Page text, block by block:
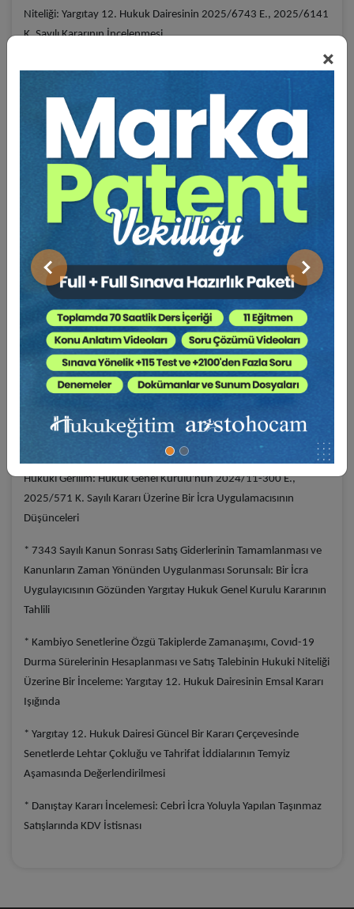
×
Önceki Sonraki
Niteliği: Yargıtay 12. Hukuk Dairesinin 2025/6743 E., 2025/6141
K. Sayılı Kararının İncelenmesi
* Yabancı İflas Kararlarının Tanınmasında Kamu Düzeni Engeli: Bir
Yargıtay Kararı İncelemesi
* Elektronik İhalelerde İrade Sakatlığı İddiası ve Maddi Hata
Teorisi: Sistemsel Onay Mekanizmasının Hukuki Bağlayıcılığı
Üzerine Bir İnceleme (Yargıtay 12. HD. 2025/6612 K.)
* Konkordato Mühleti İçinde İşçi Alacaklarının Hukuki Rejimi ve
İİK Md. 206 Kapsamında “Bir Yıllık Süre” Şartının
Değerlendirilmesi
* Haciz İhbarnamesine Gerçeğe Aykırı İtiraz Sebebiyle Tazminat
Sorumluluğu (İİK M. 89/4) ve Bozma Kararına Uyma Neticesinde
Oluşan Usuli Kazanılmış Hak İlkesinin Sınırları: Yargıtay 12. Hukuk
Dairesi’nin 2025/6258 K. Sayılı İlamı Işığında Bir İnceleme
Dairesi Kararları Işığında Bir Değerlendirme
* Rehne Başvuru Zorunluluğu İle Aleyhe Bozma Yasağı Arasındaki
Hukuki Gerilim: Hukuk Genel Kurulu'nun 2024/11-300 E.,
2025/571 K. Sayılı Kararı Üzerine Bir İcra Uygulamacısının
Düşünceleri
* 7343 Sayılı Kanun Sonrası Satış Giderlerinin Tamamlanması ve
Kanunların Zaman Yönünden Uygulanması Sorunsalı: Bir İcra
Uygulayıcısının Gözünden Yargıtay Hukuk Genel Kurulu Kararının
Tahlili
* Kambiyo Senetlerine Özgü Takiplerde Zamanaşımı, Covıd-19
Durma Sürelerinin Hesaplanması ve Satış Talebinin Hukuki Niteliği
Üzerine Bir İnceleme: Yargıtay 12. Hukuk Dairesinin Emsal Kararı
Işığında
* Yargıtay 12. Hukuk Dairesi Güncel Bir Kararı Çerçevesinde
Senetlerde Lehtar Çokluğu ve Tahrifat İddialarının Temyiz
Aşamasında Değerlendirilmesi
* Danıştay Kararı İncelemesi: Cebri İcra Yoluyla Yapılan Taşınmaz
Satışlarında KDV İstisnası